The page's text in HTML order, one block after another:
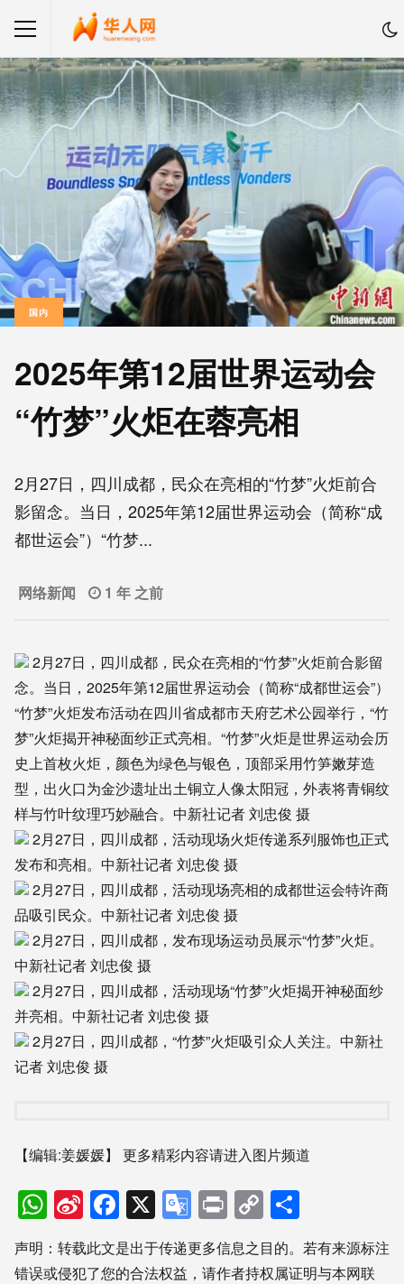
国内
2025年第12届世界运动会
“竹梦”火炬在蓉亮相
2月27日，四川成都，民众在亮相的“竹梦”火炬前合
影留念。当日，2025年第12届世界运动会（简称“成
都世运会”）“竹梦...
网络新闻 1 年 之前
2月27日，四川成都，民众在亮相的“竹梦”火炬前合影留
念。当日，2025年第12届世界运动会（简称“成都世运会”）
“竹梦”火炬发布活动在四川省成都市天府艺术公园举行，“竹
梦”火炬揭开神秘面纱正式亮相。“竹梦”火炬是世界运动会历
史上首枚火炬，颜色为绿色与银色，顶部采用竹笋嫩芽造
型，出火口为金沙遗址出土铜立人像太阳冠，外表将青铜纹
样与竹叶纹理巧妙融合。中新社记者 刘忠俊 摄
2月27日，四川成都，活动现场火炬传递系列服饰也正式
发布和亮相。中新社记者 刘忠俊 摄
2月27日，四川成都，活动现场亮相的成都世运会特许商
品吸引民众。中新社记者 刘忠俊 摄
2月27日，四川成都，发布现场运动员展示“竹梦”火炬。
中新社记者 刘忠俊 摄
2月27日，四川成都，活动现场“竹梦”火炬揭开神秘面纱
并亮相。中新社记者 刘忠俊 摄
2月27日，四川成都，“竹梦”火炬吸引众人关注。中新社
记者 刘忠俊 摄
【编辑:姜媛媛】 更多精彩内容请进入图片频道
WhatsApp
Sina
Weibo
Facebook
X Google
Translate
PrintCopy
Link享
声明：转载此文是出于传递更多信息之目的。若有来源标注
错误或侵犯了您的合法权益，请作者持权属证明与本网联